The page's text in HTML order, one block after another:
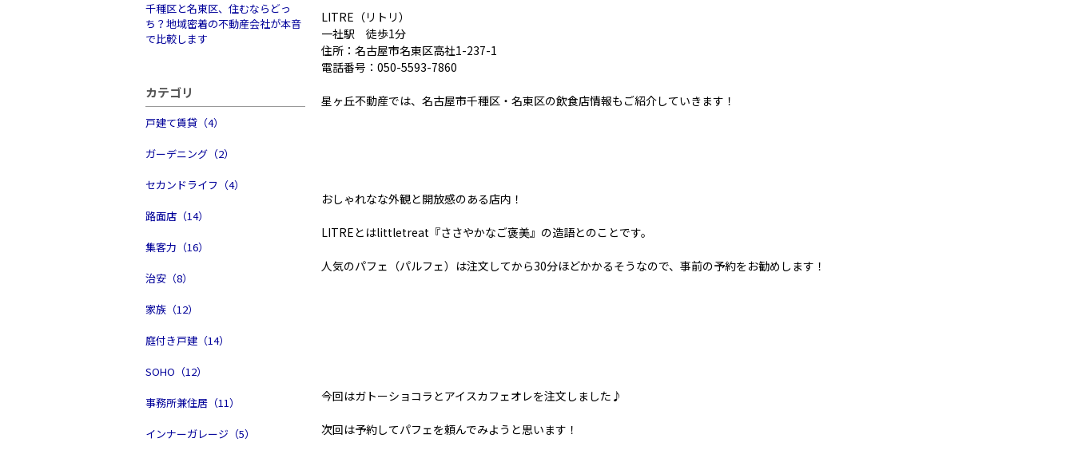
千種区と名東区、住むならどっ
ち？地域密着の不動産会社が本音
で比較します
カテゴリ
戸建て賃貸（4）
ガーデニング（2）
セカンドライフ（4）
路面店（14）
集客力（16）
治安（8）
家族（12）
庭付き戸建（14）
SOHO（12）
事務所兼住居（11）
インナーガレージ（5）
LITRE（リトリ）
一社駅 徒歩1分
住所：名古屋市名東区高社1-237-1
電話番号：050-5593-7860
星ヶ丘不動産では、名古屋市千種区・名東区の飲食店情報もご紹介していきます！
おしゃれなな外観と開放感のある店内！
LITREとはlittletreat『ささやかなご褒美』の造語とのことです。
人気のパフェ（パルフェ）は注文してから30分ほどかかるそうなので、事前の予約をお勧めします！
今回はガトーショコラとアイスカフェオレを注文しました♪
次回は予約してパフェを頼んでみようと思います！